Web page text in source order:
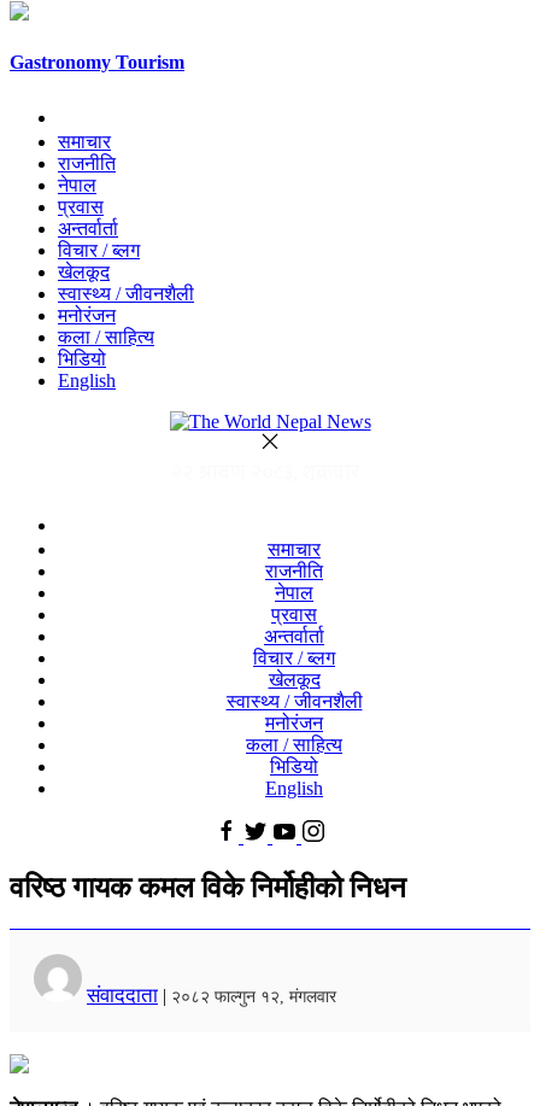
Gastronomy Tourism
समाचार
राजनीति
नेपाल
प्रवास
अन्तर्वार्ता
विचार / ब्लग
खेलकूद
स्वास्थ्य / जीवनशैली
मनोरंजन
कला / साहित्य
भिडियो
English
समाचार
राजनीति
नेपाल
प्रवास
अन्तर्वार्ता
विचार / ब्लग
खेलकूद
स्वास्थ्य / जीवनशैली
मनोरंजन
कला / साहित्य
भिडियो
English
वरिष्ठ गायक कमल विके निर्मोहीको निधन
संवाददाता | २०८२ फाल्गुन १२, मंगलवार